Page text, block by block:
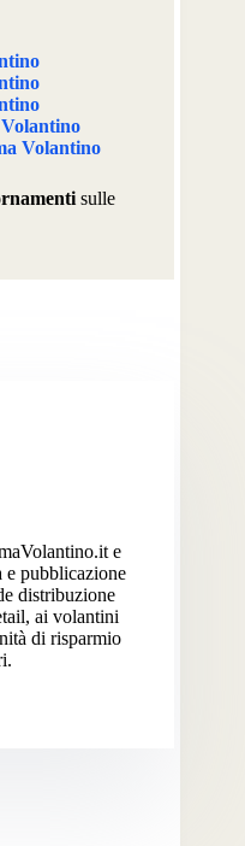
Volantino
sulle
e
e pubblicazione
distribuzione
ai volantini
di risparmio